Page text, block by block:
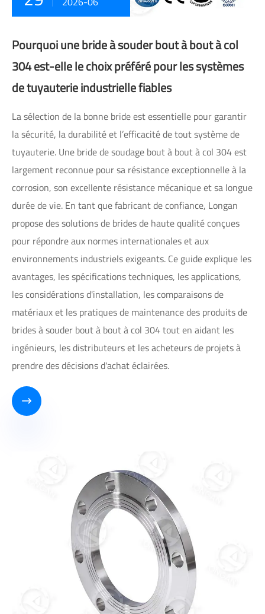
Pourquoi une bride à souder bout à bout à col
304 est-elle le choix préféré pour les systèmes
de tuyauterie industrielle fiables
La sélection de la bonne bride est essentielle pour garantir
la sécurité, la durabilité et l’efficacité de tout système de
tuyauterie. Une bride de soudage bout à bout à col 304 est
largement reconnue pour sa résistance exceptionnelle à la
corrosion, son excellente résistance mécanique et sa longue
durée de vie. En tant que fabricant de confiance, Longan
propose des solutions de brides de haute qualité conçues
pour répondre aux normes internationales et aux
environnements industriels exigeants. Ce guide explique les
avantages, les spécifications techniques, les applications,
les considérations d'installation, les comparaisons de
matériaux et les pratiques de maintenance des produits de
brides à souder bout à bout à col 304 tout en aidant les
ingénieurs, les distributeurs et les acheteurs de projets à
prendre des décisions d'achat éclairées.
